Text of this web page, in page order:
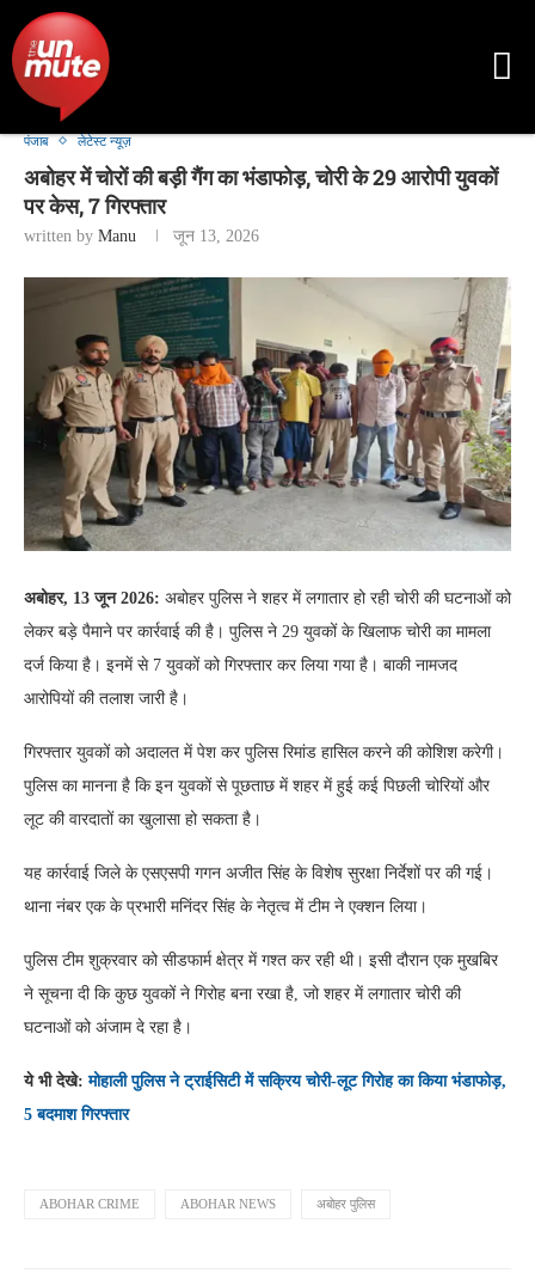
पंजाब लेटेस्ट न्यूज़
अबोहर में चोरों की बड़ी गैंग का भंडाफोड़, चोरी के 29 आरोपी युवकों
पर केस, 7 गिरफ्तार
written by Manu जून 13, 2026
अबोहर, 13 जून 2026: अबोहर पुलिस ने शहर में लगातार हो रही चोरी की घटनाओं को
लेकर बड़े पैमाने पर कार्रवाई की है। पुलिस ने 29 युवकों के खिलाफ चोरी का मामला
दर्ज किया है। इनमें से 7 युवकों को गिरफ्तार कर लिया गया है। बाकी नामजद
आरोपियों की तलाश जारी है।
गिरफ्तार युवकों को अदालत में पेश कर पुलिस रिमांड हासिल करने की कोशिश करेगी।
पुलिस का मानना है कि इन युवकों से पूछताछ में शहर में हुई कई पिछली चोरियों और
लूट की वारदातों का खुलासा हो सकता है।
यह कार्रवाई जिले के एसएसपी गगन अजीत सिंह के विशेष सुरक्षा निर्देशों पर की गई।
थाना नंबर एक के प्रभारी मनिंदर सिंह के नेतृत्व में टीम ने एक्शन लिया।
पुलिस टीम शुक्रवार को सीडफार्म क्षेत्र में गश्त कर रही थी। इसी दौरान एक मुखबिर
ने सूचना दी कि कुछ युवकों ने गिरोह बना रखा है, जो शहर में लगातार चोरी की
घटनाओं को अंजाम दे रहा है।
ये भी देखे:मोहाली पुलिस ने ट्राईसिटी में सक्रिय चोरी-लूट गिरोह का किया भंडाफोड़,
5 बदमाश गिरफ्तार
ABOHAR CRIME ABOHAR NEWS अबोहर पुलिस